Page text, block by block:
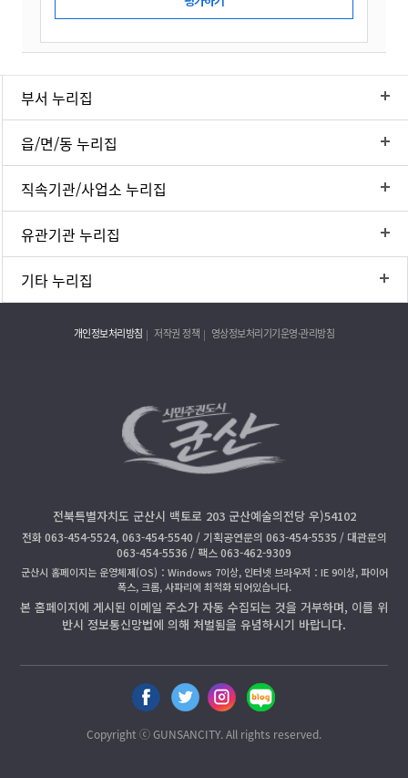
부서 누리집
읍/면/동 누리집
직속기관/사업소 누리집
유관기관 누리집
기타 누리집
개인정보처리방침 저작권 정책 영상정보처리기기운영·관리방침
전북특별자치도 군산시 백토로 203 군산예술의전당 우)54102
전화 063-454-5524, 063-454-5540 / 기획공연문의 063-454-5535 / 대관문의
063-454-5536 / 팩스 063-462-9309
군산시 홈페이지는 운영체제(OS)：Windows 7이상, 인터넷 브라우저：IE 9이상, 파이어
폭스, 크롬, 사파리에 최적화 되어있습니다.
본 홈페이지에 게시된 이메일 주소가 자동 수집되는 것을 거부하며, 이를 위
반시 정보통신망법에 의해 처벌됨을 유념하시기 바랍니다.
페
이
스
트
위
터
인
스
타
블
로
그
Copyright ⓒ GUNSANCITY. All rights reserved.